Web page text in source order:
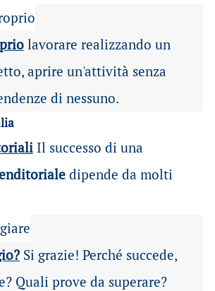
lavorare realizzando un
aprire un'attività senza
di nessuno.
Il successo di una
dipende da molti
Si grazie! Perché succede,
Quali prove da superare?